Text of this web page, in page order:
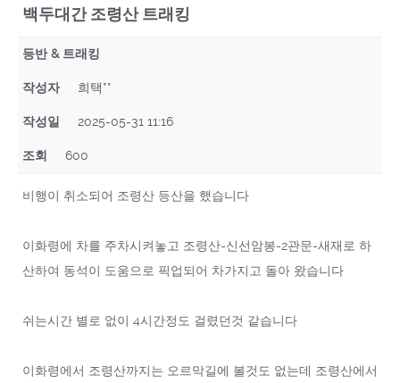
백두대간 조령산 트래킹
등반 & 트래킹
작성자 희택**
작성일 2025-05-31 11:16
조회 600
비행이 취소되어 조령산 등산을 했습니다
이화령에 차를 주차시켜놓고 조령산-신선암봉-2관문-새재로 하
산하여 동석이 도움으로 픽업되어 차가지고 돌아 왔습니다
쉬는시간 별로 없이 4시간정도 걸렸던것 같습니다
이화령에서 조령산까지는 오르막길에 볼것도 없는데 조령산에서